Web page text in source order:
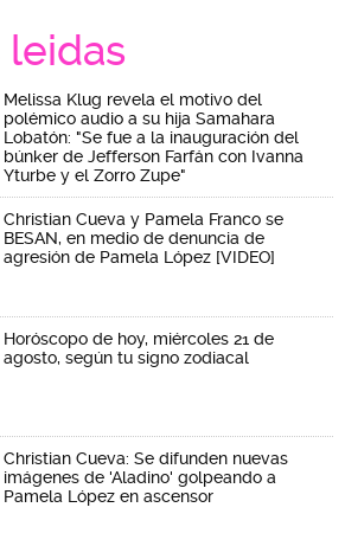
leidas
Melissa Klug revela el motivo del
polémico audio a su hija Samahara
Lobatón: "Se fue a la inauguración del
búnker de Jefferson Farfán con Ivanna
Yturbe y el Zorro Zupe"
Christian Cueva y Pamela Franco se
BESAN, en medio de denuncia de
agresión de Pamela López [VIDEO]
Horóscopo de hoy, miércoles 21 de
agosto, según tu signo zodiacal
Christian Cueva: Se difunden nuevas
imágenes de 'Aladino' golpeando a
Pamela López en ascensor